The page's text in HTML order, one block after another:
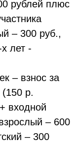
рублей плюс
– 300 руб.,
лет -
– взнос за
(150 р.
входной
– 600
– 300